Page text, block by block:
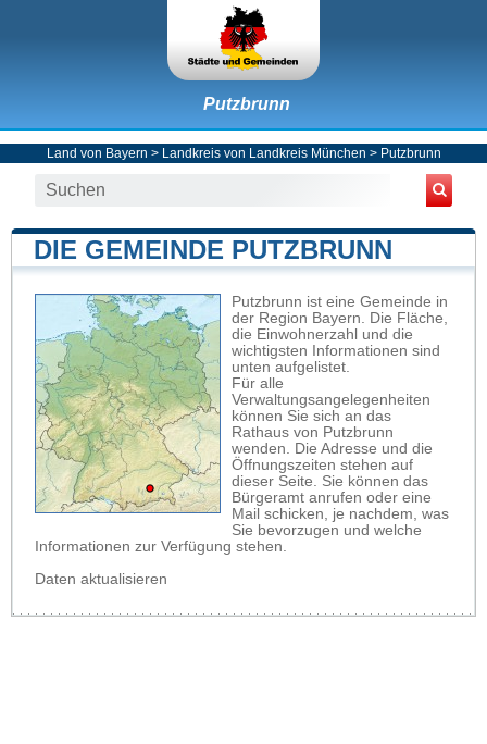
Putzbrunn
Land von Bayern > Landkreis von Landkreis München > Putzbrunn
DIE GEMEINDE PUTZBRUNN
Putzbrunn ist eine Gemeinde in
der Region Bayern. Die Fläche,
die Einwohnerzahl und die
wichtigsten Informationen sind
unten aufgelistet.
Für alle
Verwaltungsangelegenheiten
können Sie sich an das
Rathaus von Putzbrunn
wenden. Die Adresse und die
Öffnungszeiten stehen auf
dieser Seite. Sie können das
Bürgeramt anrufen oder eine
Mail schicken, je nachdem, was
Sie bevorzugen und welche
Informationen zur Verfügung stehen.
Daten aktualisieren